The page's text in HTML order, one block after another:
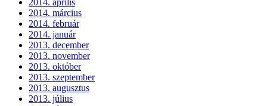
2014. április
2014. március
2014. február
2014. január
2013. december
2013. november
2013. október
2013. szeptember
2013. augusztus
2013. július